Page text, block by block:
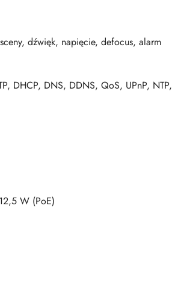
dźwięk, napięcie, defocus, alarm
DHCP, DNS, DDNS, QoS, UPnP, NTP,
W (PoE)